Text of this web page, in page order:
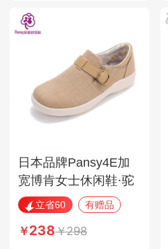
日本品牌Pansy4E加
宽博肯女士休闲鞋·驼
色 立省60
有赠品
238 298